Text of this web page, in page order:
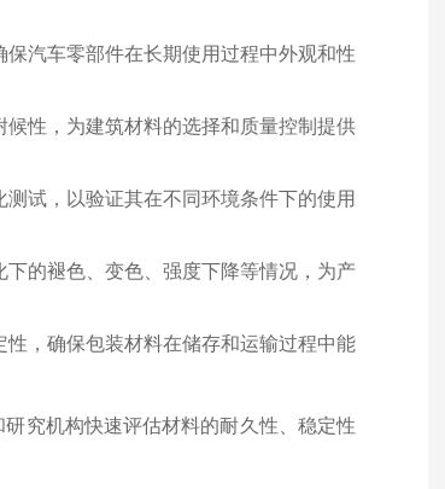
汽车零部件在长期使用过程中外观和性
性，为建筑材料的选择和质量控制提供
试，以验证其在不同环境条件下的使用
的褪色、变色、强度下降等情况，为产
，确保包装材料在储存和运输过程中能
究机构快速评估材料的耐久性、稳定性